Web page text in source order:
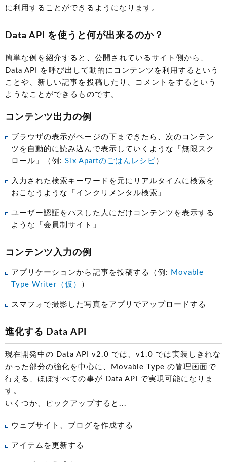
に利用することができるようになります。
Data API を使うと何が出来るのか？
簡単な例を紹介すると、公開されているサイト側から、
Data API を呼び出して動的にコンテンツを利用するという
ことや、新しい記事を投稿したり、コメントをするという
ようなことができるものです。
コンテンツ出力の例
ブラウザの表示がページの下まできたら、次のコンテン
ツを自動的に読み込んで表示していくような「無限スク
ロール」（例:Six Apartのごはんレシピ ）
入力された検索キーワードを元にリアルタイムに検索を
おこなうような「インクリメンタル検索」
ユーザー認証をパスした人にだけコンテンツを表示する
ような「会員制サイト」
コンテンツ入力の例
アプリケーションから記事を投稿する（例: Movable
Type Writer（仮）
）
スマフォで撮影した写真をアプリでアップロードする
進化する Data API
現在開発中の Data API v2.0 では、v1.0 では実装しきれな
かった部分の強化を中心に、Movable Type の管理画面で
行える、ほぼすべての事が Data API で実現可能になりま
す。
いくつか、ピックアップすると...
ウェブサイト、ブログを作成する
アイテムを更新する